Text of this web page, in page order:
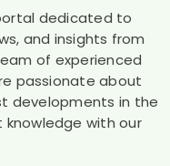
dedicated to
and insights from
of experienced
passionate about
developments in the
with our